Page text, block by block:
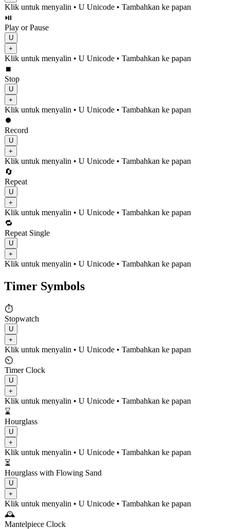
Klik untuk menyalin • U Unicode • Tambahkan ke papan
⏯️
Play or Pause
U
+
Klik untuk menyalin • U Unicode • Tambahkan ke papan
⏹️
Stop
U
+
Klik untuk menyalin • U Unicode • Tambahkan ke papan
⏺️
Record
U
+
Klik untuk menyalin • U Unicode • Tambahkan ke papan
🔄
Repeat
U
+
Klik untuk menyalin • U Unicode • Tambahkan ke papan
🔁
Repeat Single
U
+
Klik untuk menyalin • U Unicode • Tambahkan ke papan
Timer Symbols
⏱️
Stopwatch
U
+
Klik untuk menyalin • U Unicode • Tambahkan ke papan
⏲️
Timer Clock
U
+
Klik untuk menyalin • U Unicode • Tambahkan ke papan
⌛
Hourglass
U
+
Klik untuk menyalin • U Unicode • Tambahkan ke papan
⏳
Hourglass with Flowing Sand
U
+
Klik untuk menyalin • U Unicode • Tambahkan ke papan
🕰️
Mantelpiece Clock